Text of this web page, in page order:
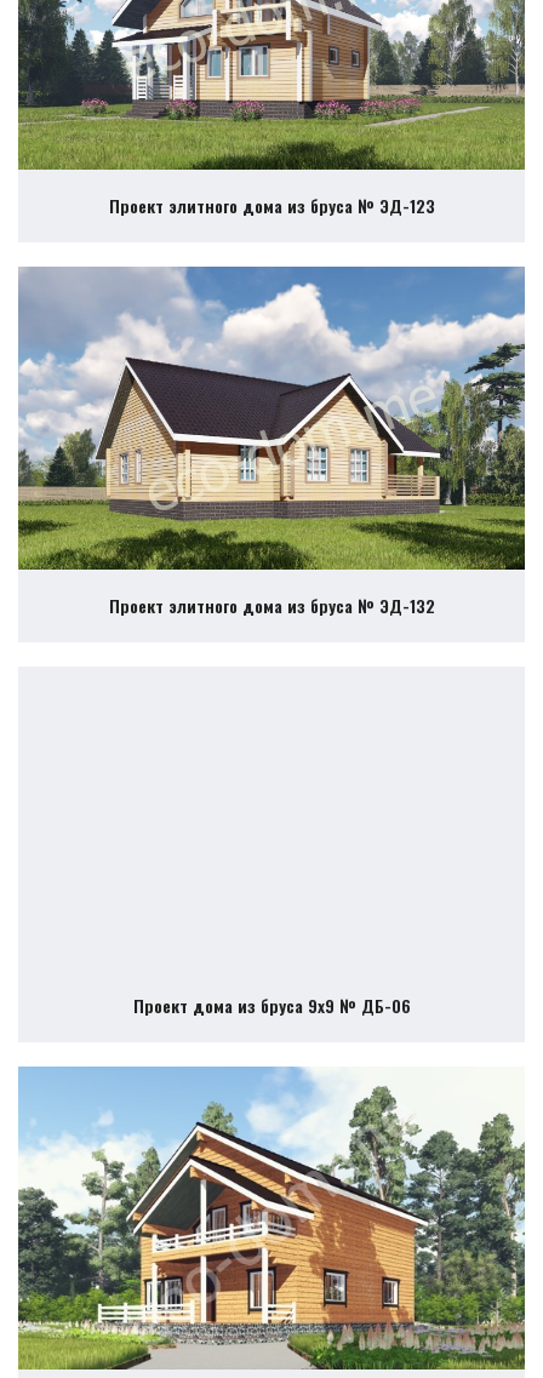
Проект элитного дома из бруса № ЭД-123
Проект элитного дома из бруса № ЭД-132
Проект дома из бруса 9х9 № ДБ-06